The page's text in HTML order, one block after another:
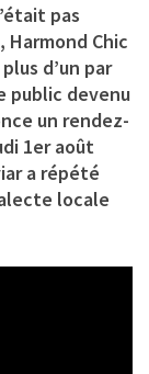
pas
Harmond Chic
d’un par
public devenu
un rendez-
1er août
a répété
locale